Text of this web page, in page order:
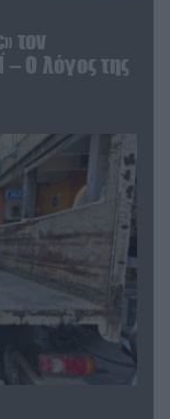
τον
– Ο λόγος της